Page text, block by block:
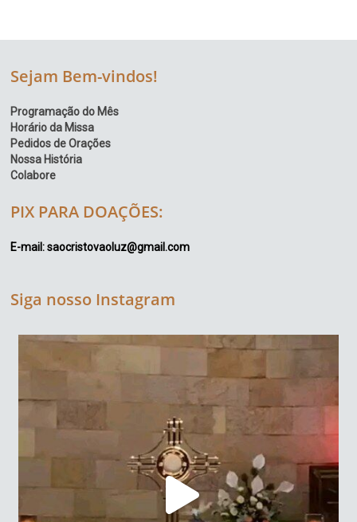
Sejam Bem-vindos!
Programação do Mês
Horário da Missa
Pedidos de Orações
Nossa História
Colabore
PIX PARA DOAÇÕES:
E-mail: saocristovaoluz@gmail.com
Siga nosso Instagram